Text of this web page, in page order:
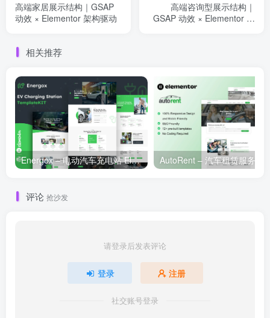
高端家居展示结构｜GSAP
动效 × Elementor 架构驱动
高端咨询型展示结构｜
GSAP 动效 × Elementor 商
相关推荐
Energox – 电动汽车充电站 Elementor 模板套件
评论 抢沙发
请登录后发表评论
登录 注册
社交账号登录